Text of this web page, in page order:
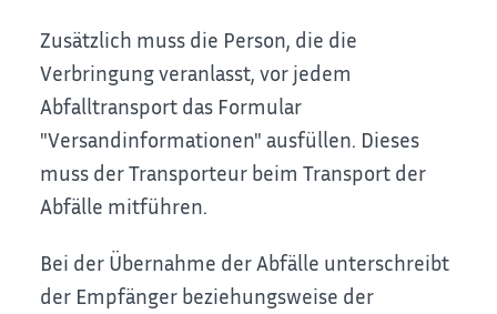
Zusätzlich muss die Person, die die
Verbringung veranlasst, vor jedem
Abfalltransport das Formular
"Versandinformationen" ausfüllen. Dieses
muss der Transporteur beim Transport der
Abfälle mitführen.
Bei der Übernahme der Abfälle unterschreibt
der Empfänger beziehungsweise der